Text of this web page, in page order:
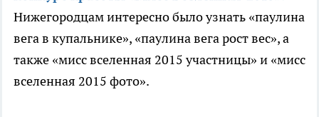
Нижегородцам интересно было узнать «паулина
вега в купальнике», «паулина вега рост вес», а
также «мисс вселенная 2015 участницы» и «мисс
вселенная 2015 фото».